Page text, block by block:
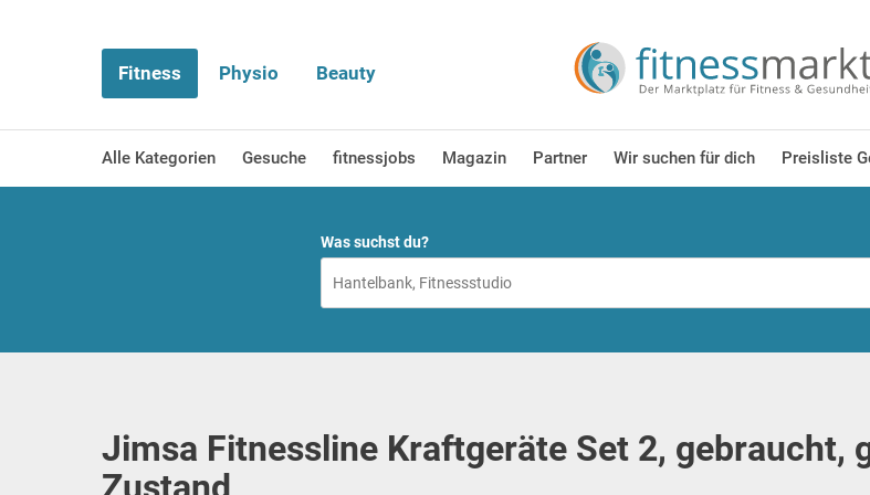
Fitness Physio Beauty
Alle Kategorien Gesuche fitnessjobs Magazin Partner Wir suchen für dich Preisliste
Was suchst du?
Jimsa Fitnessline Kraftgeräte Set 2, gebraucht,